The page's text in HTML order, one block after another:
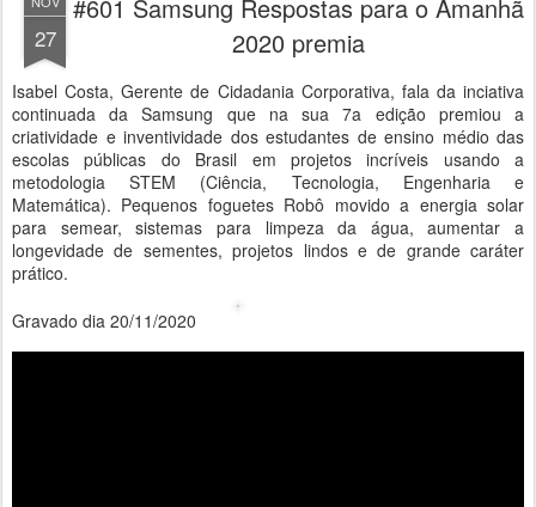
27
#601 Samsung Respostas para o Amanhã
2020 premia
Isabel Costa, Gerente de Cidadania Corporativa, fala da inciativa
continuada da Samsung que na sua 7a edição premiou a
criatividade e inventividade dos estudantes de ensino médio das
escolas públicas do Brasil em projetos incríveis usando a
metodologia STEM (Ciência, Tecnologia, Engenharia e
Matemática). Pequenos foguetes Robô movido a energia solar
para semear, sistemas para limpeza da água, aumentar a
longevidade de sementes, projetos lindos e de grande caráter
prático.
Gravado dia 20/11/2020